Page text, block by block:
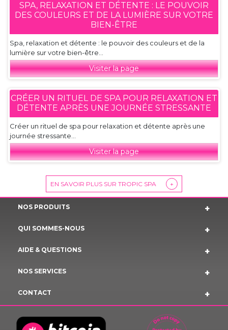
SPA, RELAXATION ET DÉTENTE : LE POUVOIR
DES COULEURS ET DE LA LUMIÈRE SUR VOTRE
BIEN-ÊTRE
Spa, relaxation et détente : le pouvoir des couleurs et de la
lumière sur votre bien-être...
Visiter la page
CRÉER UN RITUEL DE SPA POUR RELAXATION ET
DÉTENTE APRÈS UNE JOURNÉE STRESSANTE
Créer un rituel de spa pour relaxation et détente après une
journée stressante...
Visiter la page
EN SAVOIR PLUS SUR TROPIC SPA +
NOS PRODUITS
QUI SOMMES-NOUS
AIDE & QUESTIONS
NOS SERVICES
CONTACT